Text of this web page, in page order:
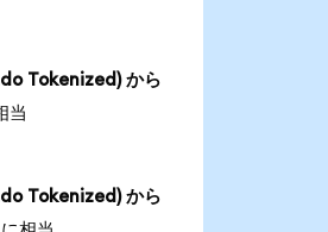
Tokenized) から
当
Tokenized) から